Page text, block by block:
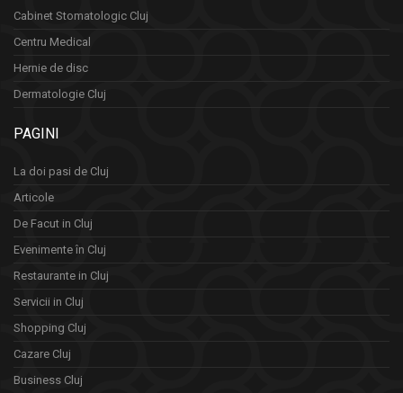
Cabinet Stomatologic Cluj
Centru Medical
Hernie de disc
Dermatologie Cluj
PAGINI
La doi pasi de Cluj
Articole
De Facut in Cluj
Evenimente în Cluj
Restaurante in Cluj
Servicii in Cluj
Shopping Cluj
Cazare Cluj
Business Cluj